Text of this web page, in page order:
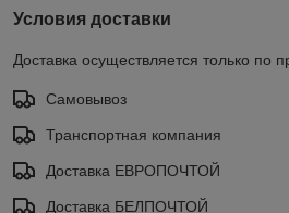
Условия доставки
Доставка осуществляется только по
Самовывоз
Транспортная компания
Доставка ЕВРОПОЧТОЙ
Доставка БЕЛПОЧТОЙ